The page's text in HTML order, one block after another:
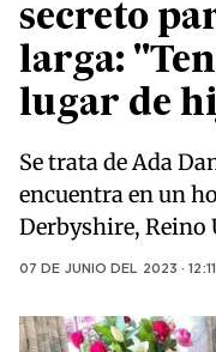
secreto
larga:
lugar de
Se trata de Ada
encuentra en un
Derbyshire, Reino
07 DE JUNIO DEL 2023 · 12:11